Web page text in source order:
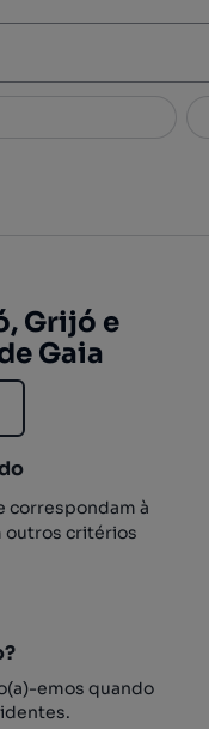
Grijó e
Gaia
correspondam à
outros critérios
emos quando